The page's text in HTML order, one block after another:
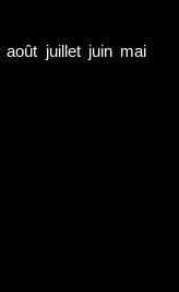
août juillet juin mai